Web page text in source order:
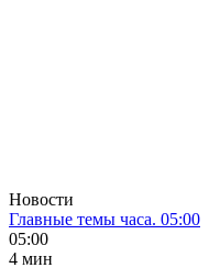
Новости
Главные темы часа. 05:00
05:00
4 мин